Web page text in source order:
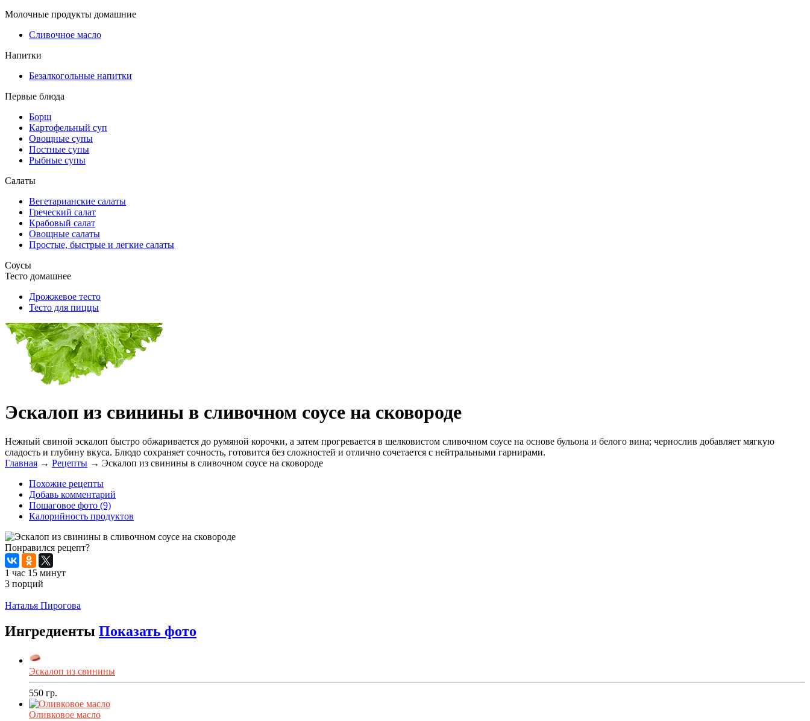
Молочные продукты домашние
Сливочное масло
Напитки
Безалкогольные напитки
Первые блюда
Борщ
Картофельный суп
Овощные супы
Постные супы
Рыбные супы
Салаты
Вегетарианские салаты
Греческий салат
Крабовый салат
Овощные салаты
Простые, быстрые и легкие салаты
Соусы
Тесто домашнее
Дрожжевое тесто
Тесто для пиццы
Эскалоп из свинины в сливочном соусе на сковороде
Нежный свиной эскалоп быстро обжаривается до румяной корочки, а затем прогревается в шелковистом сливочном соусе на основе бульона и белого вина; чернослив добавляет мягкую
сладость и глубину вкуса. Блюдо сохраняет сочность, готовится без сложностей и отлично сочетается с нейтральными гарнирами.
Главная → Рецепты → Эскалоп из свинины в сливочном соусе на сковороде
Похожие рецепты
Добавь комментарий
Пошаговое фото (9)
Калорийность продуктов
Понравился рецепт?
1 час 15 минут
3 порций
Наталья Пирогова
Ингредиенты Показать фото
Эскалоп из свинины
550 гр.
Оливковое масло